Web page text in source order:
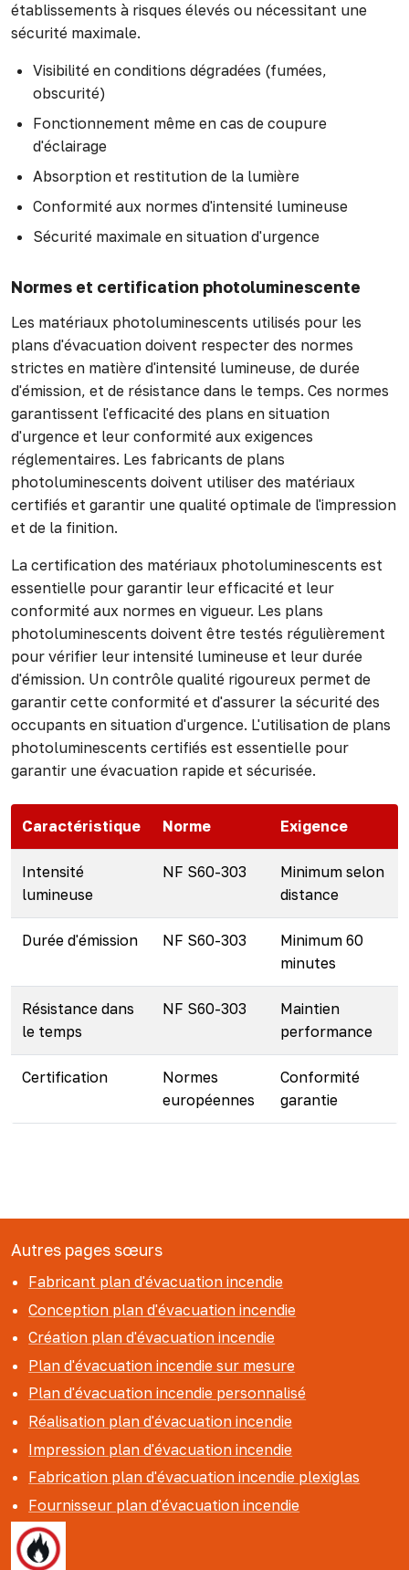
établissements à risques élevés ou nécessitant une
sécurité maximale.
Visibilité en conditions dégradées (fumées,
obscurité)
Fonctionnement même en cas de coupure
d'éclairage
Absorption et restitution de la lumière
Conformité aux normes d'intensité lumineuse
Sécurité maximale en situation d'urgence
Normes et certification photoluminescente
Les matériaux photoluminescents utilisés pour les
plans d'évacuation doivent respecter des normes
strictes en matière d'intensité lumineuse, de durée
d'émission, et de résistance dans le temps. Ces normes
garantissent l'efficacité des plans en situation
d'urgence et leur conformité aux exigences
réglementaires. Les fabricants de plans
photoluminescents doivent utiliser des matériaux
certifiés et garantir une qualité optimale de l'impression
et de la finition.
La certification des matériaux photoluminescents est
essentielle pour garantir leur efficacité et leur
conformité aux normes en vigueur. Les plans
photoluminescents doivent être testés régulièrement
pour vérifier leur intensité lumineuse et leur durée
d'émission. Un contrôle qualité rigoureux permet de
garantir cette conformité et d'assurer la sécurité des
occupants en situation d'urgence. L'utilisation de plans
photoluminescents certifiés est essentielle pour
garantir une évacuation rapide et sécurisée.
Caractéristique Norme Exigence
Intensité
lumineuse
NF S60-303
Minimum selon
distance
Durée d'émission NF S60-303
Minimum 60
minutes
Résistance dans
le temps
NF S60-303
Maintien
performance
Certification
Normes
européennes
Conformité
garantie
Autres pages sœurs
Fabricant plan d'évacuation incendie
Conception plan d'évacuation incendie
Création plan d'évacuation incendie
Plan d'évacuation incendie sur mesure
Plan d'évacuation incendie personnalisé
Réalisation plan d'évacuation incendie
Impression plan d'évacuation incendie
Fabrication plan d'évacuation incendie plexiglas
Fournisseur plan d'évacuation incendie